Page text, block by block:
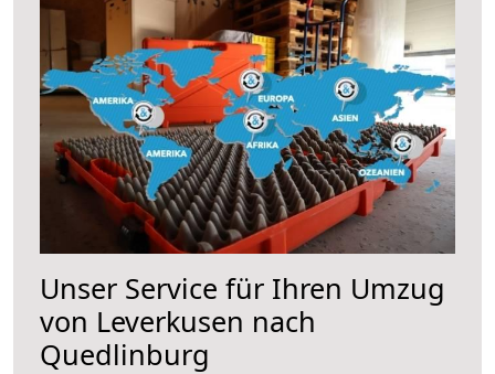
Unser Service für Ihren Umzug
von Leverkusen nach
Quedlinburg